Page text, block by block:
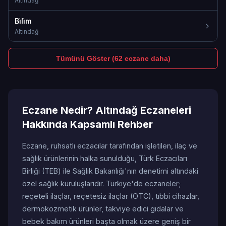
Bi̇li̇m
Altındağ
Tümünü Göster (62 eczane daha)
Eczane Nedir? Altındağ Eczaneleri
Hakkında Kapsamlı Rehber
Eczane, ruhsatlı eczacılar tarafından işletilen, ilaç ve
sağlık ürünlerinin halka sunulduğu, Türk Eczacıları
Birliği (TEB) ile Sağlık Bakanlığı'nın denetimi altındaki
özel sağlık kuruluşlarıdır. Türkiye'de eczaneler;
reçeteli ilaçlar, reçetesiz ilaçlar (OTC), tıbbi cihazlar,
dermokozmetik ürünler, takviye edici gıdalar ve
bebek bakım ürünleri başta olmak üzere geniş bir